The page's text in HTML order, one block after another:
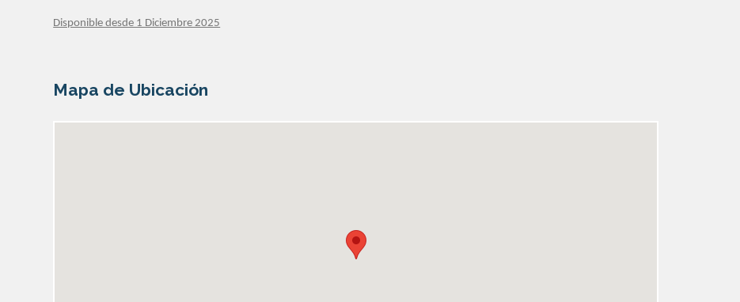
Disponible desde 1 Diciembre 2025
Mapa de Ubicación